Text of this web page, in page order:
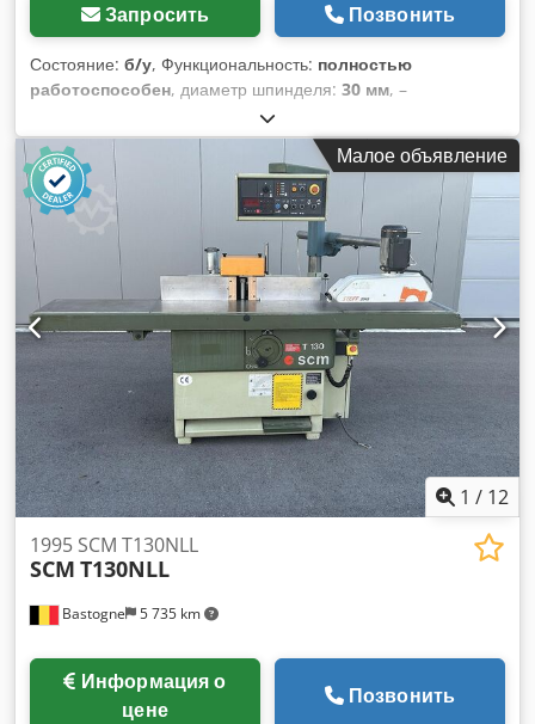
Запросить Позвонить
Состояние: б/у, Функциональность: полностью
работоспособен, диаметр шпинделя: 30 мм, –
Итальянское производство – Сертификат CE – Длинные
столешницы ТЕХНИЧЕСКИЕ ХАРАКТЕРИСТИКИ: – Диаметр
шпинделя: 30 мм – Высота шпинделя: 150 мм –
Максимальный диаметр инструмента: 350 мм – Пять
режимов частоты вращения: 3000 / 4500 / 6000 / 7000 / 10
000 об/мин – Регулировка по высоте – Электрический
тормоз – Мощность двигателя: 5,5 кВт Dksdpfx Ahjw Ip R
Heusr – Размер стола: 730 x 1200 мм – Два
вспомогательных стола: 410 x 670 мм – Высота стола от
основания: 925 мм – Диаметр патрубка: 2 x 120 мм –
Габариты машины (Д/Ш/В): 261 / 100 / 120 см – Вес: 800 кг
Малое объявление
1 / 12
Bastogne 5 735 km
1995 SCM T130NLL
SCM T130NLL
цене
Позвонить